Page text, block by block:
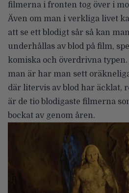
filmerna i fronten tog över i
Även om man i verkliga livet
att se ett blodigt sår så kan
underhållas av blod på film,
komiska och överdrivna
man är har man sett
där litervis av blod har äcklat,
är de tio blodigaste filmerna
bockat av genom åren.